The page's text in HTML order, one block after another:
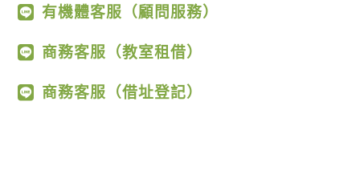
有機體客服（顧問服務）
商務客服（教室租借）
商務客服（借址登記）